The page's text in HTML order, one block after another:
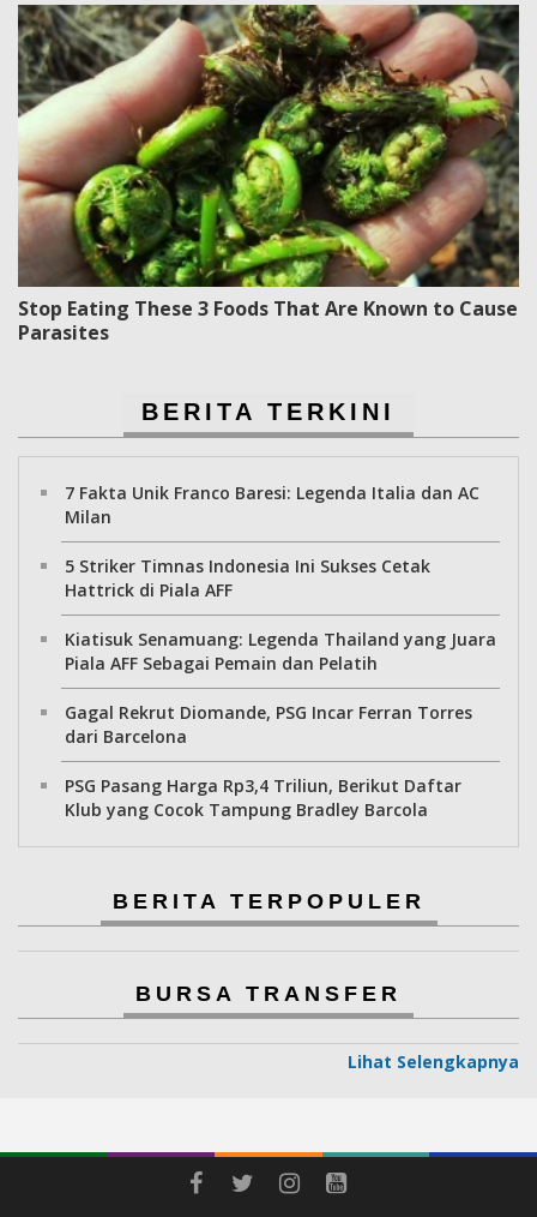
Stop Eating These 3 Foods That Are Known to Cause
Parasites
BERITA TERKINI
7 Fakta Unik Franco Baresi: Legenda Italia dan AC
Milan
5 Striker Timnas Indonesia Ini Sukses Cetak
Hattrick di Piala AFF
Kiatisuk Senamuang: Legenda Thailand yang Juara
Piala AFF Sebagai Pemain dan Pelatih
Gagal Rekrut Diomande, PSG Incar Ferran Torres
dari Barcelona
PSG Pasang Harga Rp3,4 Triliun, Berikut Daftar
Klub yang Cocok Tampung Bradley Barcola
BERITA TERPOPULER
BURSA TRANSFER
Lihat Selengkapnya